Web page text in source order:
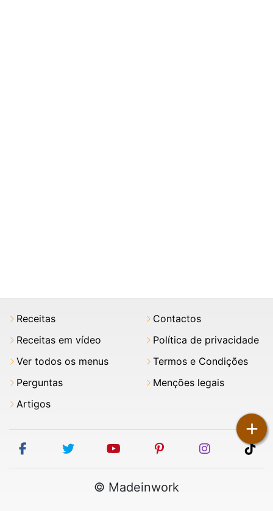
+
Receitas
Receitas em vídeo
Ver todos os menus
Perguntas
Artigos
Contactos
Política de privacidade
Termos e Condições
Menções legais
facebooktwitter youtubepinterestinstagram
© Madeinwork